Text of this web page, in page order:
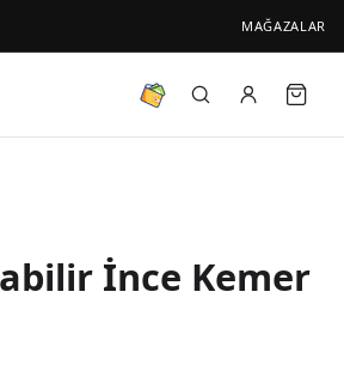
MAĞAZALAR
İnce Kemer